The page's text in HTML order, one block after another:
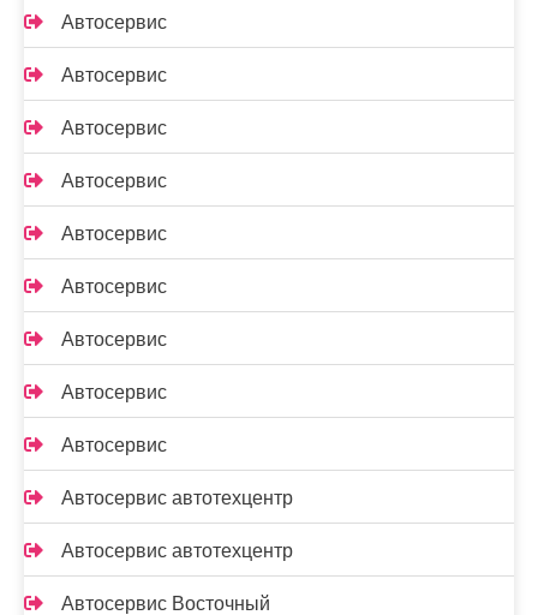
Автосервис
Автосервис
Автосервис
Автосервис
Автосервис
Автосервис
Автосервис
Автосервис
Автосервис
Автосервис автотехцентр
Автосервис автотехцентр
Автосервис Восточный